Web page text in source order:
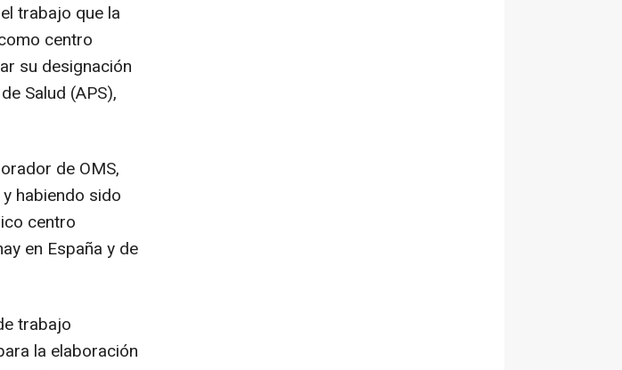
trabajo que la
centro
su designación
Salud (APS),
de OMS,
habiendo sido
centro
en España y de
trabajo
la elaboración